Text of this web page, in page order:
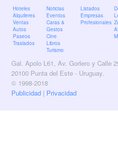
Hoteles
Alquileres
Ventas
Autos
Paseos
Traslados
Noticias
Eventos
Caras &
Gestos
Cine
Libros
Turismo
Listados
Empresas
Profesionales
Gal. Apolo L61, Av. Gorlero y Calle
20100 Punta del Este - Uruguay.
© 1998-2018
Publicidad| Privacidad